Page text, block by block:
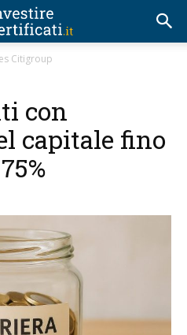
Citigroup
con
capitale fino